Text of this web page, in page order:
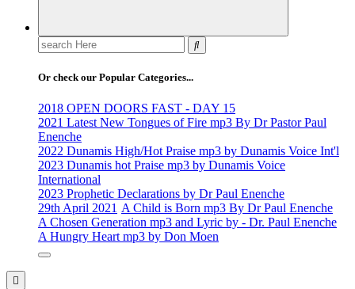
Search
for:
Or check our Popular Categories...
2018 OPEN DOORS FAST - DAY 15
2021 Latest New Tongues of Fire mp3 By Dr Pastor Paul
Enenche
2022 Dunamis High/Hot Praise mp3 by Dunamis Voice Int'l
2023 Dunamis hot Praise mp3 by Dunamis Voice
International
2023 Prophetic Declarations by Dr Paul Enenche
29th April 2021 A Child is Born mp3 By Dr Paul Enenche
A Chosen Generation mp3 and Lyric by - Dr. Paul Enenche
A Hungry Heart mp3 by Don Moen